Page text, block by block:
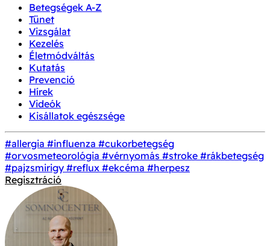
Betegségek A-Z
Tünet
Vizsgálat
Kezelés
Életmódváltás
Kutatás
Prevenció
Hírek
Videók
Kisállatok egészsége
#allergia #influenza #cukorbetegség
#orvosmeteorológia #vérnyomás #stroke #rákbetegség
#pajzsmirigy #reflux #ekcéma #herpesz
Regisztráció